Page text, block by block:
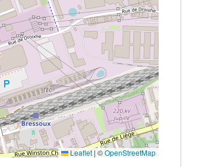
Leaflet | ©OpenStreetMap